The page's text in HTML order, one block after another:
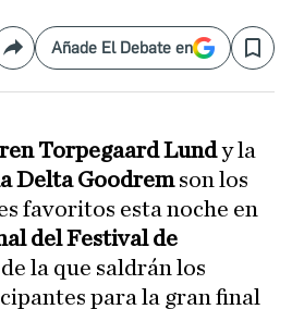
CompartirAñade El Debate en Save
Torpegaard Lundy la
Delta Goodremson los
favoritos esta noche en
del Festival de
de la que saldrán los
para la gran final